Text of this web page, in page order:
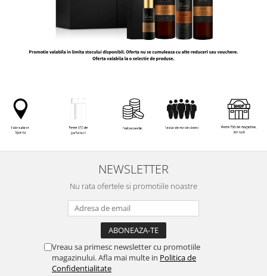
NEWSLETTER
Nu rata ofertele si promotiile noastre
Vreau sa primesc newsletter cu promotiile
magazinului. Afla mai multe in Politica de
Confidentialitate